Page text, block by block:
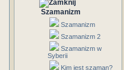
Szamanizm
Szamanizm
Szamanizm 2
Szamanizm w
Syberii
Kim jest szaman?